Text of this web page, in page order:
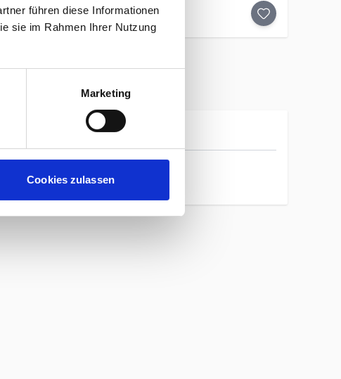
führen diese Informationen
sie im Rahmen Ihrer Nutzung
Marketing
Cookies zulassen
Lowa